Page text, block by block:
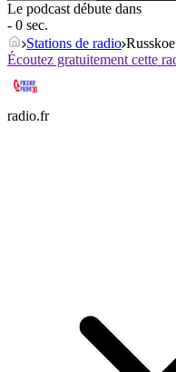
Le podcast débute dans
- 0 sec.
Stations de radio
Écoutez gratuitement cette
radio.fr